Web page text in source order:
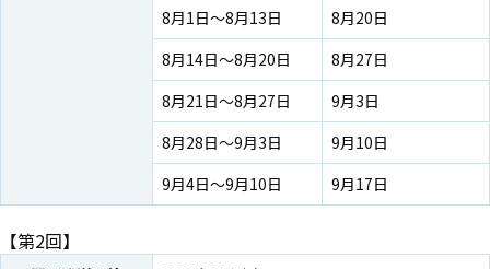
8月1日～8月13日
8月20日
8月14日～8月20日
8月27日
8月21日～8月27日
9月3日
8月28日～9月3日
9月10日
9月4日～9月10日
9月17日
【第2回】